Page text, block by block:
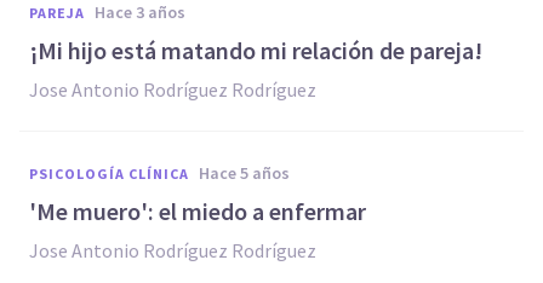
PAREJA hace 3 años
¡Mi hijo está matando mi relación de pareja!
Jose Antonio Rodríguez Rodríguez
PSICOLOGÍA CLÍNICA hace 5 años
'Me muero': el miedo a enfermar
Jose Antonio Rodríguez Rodríguez